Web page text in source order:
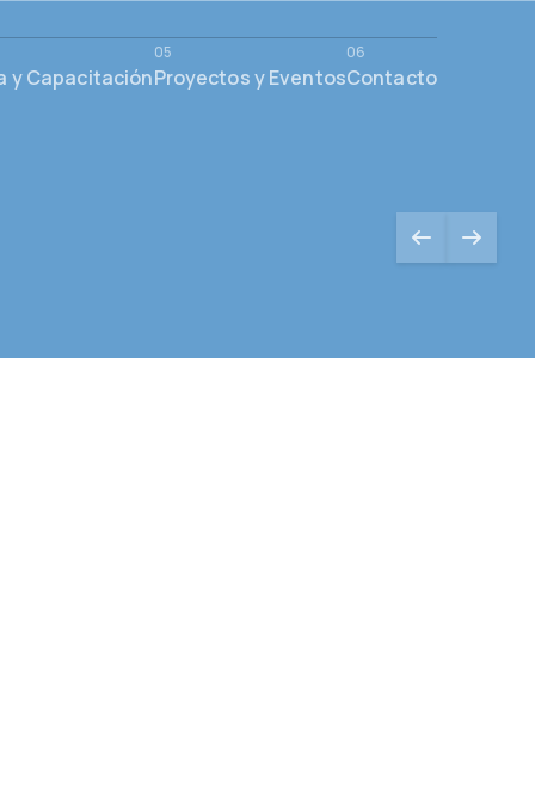
y CapacitaciónProyectos y EventosContacto